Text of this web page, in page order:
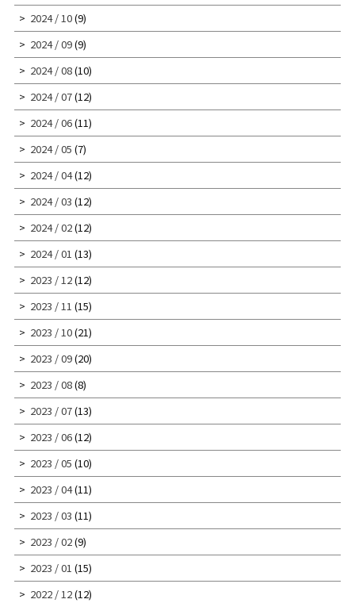
2024 / 10(9)
2024 / 09(9)
2024 / 08(10)
2024 / 07(12)
2024 / 06(11)
2024 / 05 (7)
2024 / 04(12)
2024 / 03 (12)
2024 / 02(12)
2024 / 01 (13)
2023 / 12(12)
2023 / 11 (15)
2023 / 10(21)
2023 / 09(20)
2023 / 08(8)
2023 / 07(13)
2023 / 06(12)
2023 / 05 (10)
2023 / 04(11)
2023 / 03 (11)
2023 / 02(9)
2023 / 01 (15)
2022 / 12(12)